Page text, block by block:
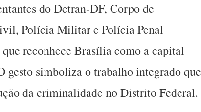
do Detran-DF, Corpo de
Polícia Militar e Polícia Penal
reconhece Brasília como a capital
gesto simboliza o trabalho integrado que
da criminalidade no Distrito Federal.